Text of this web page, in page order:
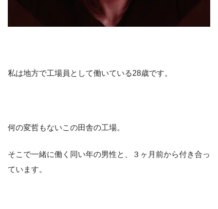
私は地方で工場員として働いている28歳です。
何の変哲もないこの田舎の工場。
そこで一緒に働く同い年の男性と、３ヶ月前から付き合っ
ています。